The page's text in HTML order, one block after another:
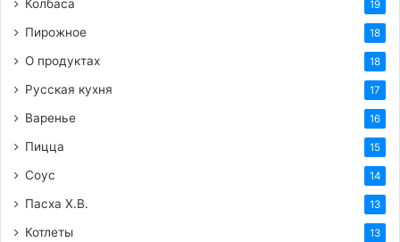
Качество творога:
слишком влажный творог. Если творог очень
влажный, его можно предварительно откинуть
залог гладкой и нежной начинки.
Не перепекайте:
Колбаса 19
Пирожное 18
О продуктах 18
Русская кухня 17
Варенье 16
Пицца 15
Соус 14
Пасха Х.В. 13
Котлеты 13